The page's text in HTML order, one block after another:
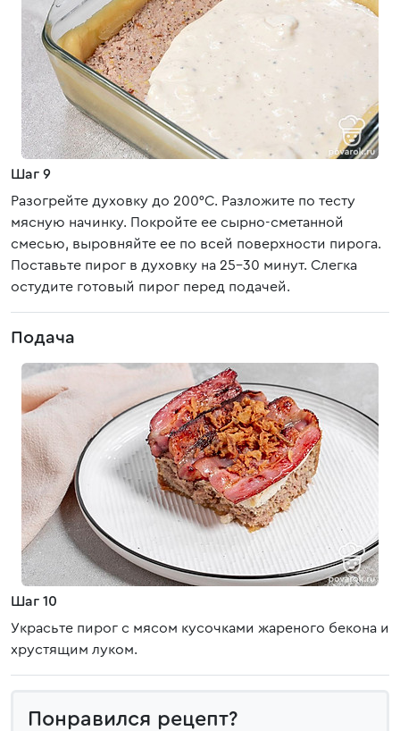
Шаг 9
Разогрейте духовку до 200°C. Разложите по тесту
мясную начинку. Покройте ее сырно-сметанной
смесью, выровняйте ее по всей поверхности пирога.
Поставьте пирог в духовку на 25-30 минут. Слегка
остудите готовый пирог перед подачей.
Подача
Шаг 10
Украсьте пирог с мясом кусочками жареного бекона и
хрустящим луком.
Понравился рецепт?